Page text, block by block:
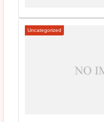
Uncategorized